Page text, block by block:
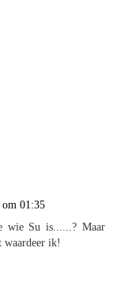
om 01:35
wie Su is......? Maar
waardeer ik!